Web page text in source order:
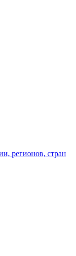
регионов, стран